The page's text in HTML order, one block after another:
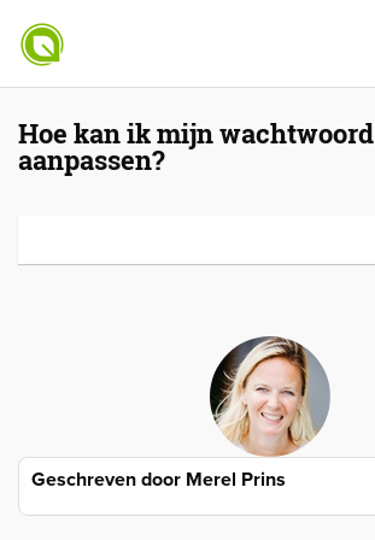
Hoe kan ik mijn wachtwoord
aanpassen?
Geschreven door Merel Prins